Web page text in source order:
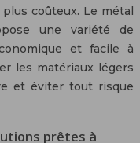
coûteux. Le métal
une variété de
et facile à
les matériaux légers
et éviter tout risque
prêtes à